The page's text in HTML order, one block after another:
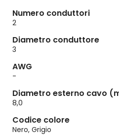
Numero conduttori
2
Diametro conduttore
3
AWG
-
Diametro esterno cavo
8,0
Codice colore
Nero, Grigio